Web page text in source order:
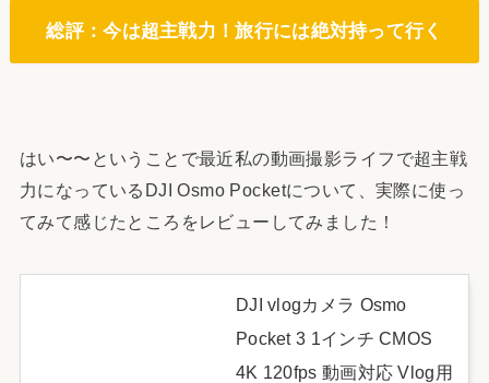
総評：今は超主戦力！旅行には絶対持って行く
はい〜〜ということで最近私の動画撮影ライフで超主戦
力になっているDJI Osmo Pocketについて、実際に使っ
てみて感じたところをレビューしてみました！
DJI vlogカメラ Osmo
Pocket 3 1インチ CMOS
4K 120fps 動画対応 Vlog用